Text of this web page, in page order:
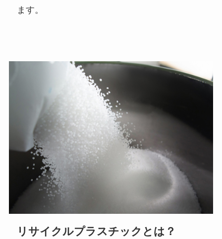
ます。
リサイクルプラスチックとは？